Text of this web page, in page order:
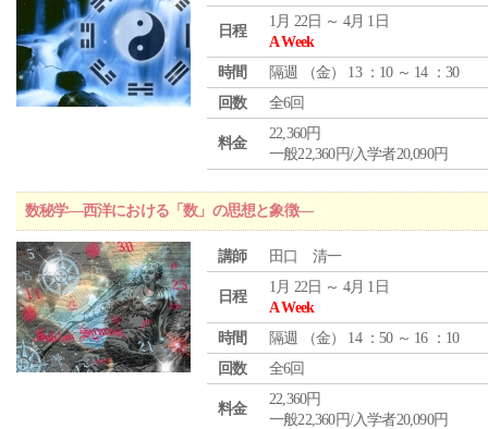
日程
1月 22日 ～ 4月 1日
A Week
時間
隔週 （金） 13 ：10 ～ 14 ：30
回数
全6回
料金
22,360円
一般22,360円/入学者20,090円
数秘学―西洋における「数」の思想と象徴―
講師 田口 清一
日程
1月 22日 ～ 4月 1日
A Week
時間
隔週 （金） 14 ：50 ～ 16 ：10
回数
全6回
料金
22,360円
一般22,360円/入学者20,090円